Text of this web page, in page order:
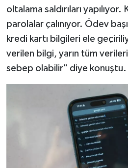
oltalama saldırıları yapılıyor.
parolalar çalınıyor. Ödev
kredi kartı bilgileri ele
verilen bilgi, yarın tüm
sebep olabilir" diye konuştu.